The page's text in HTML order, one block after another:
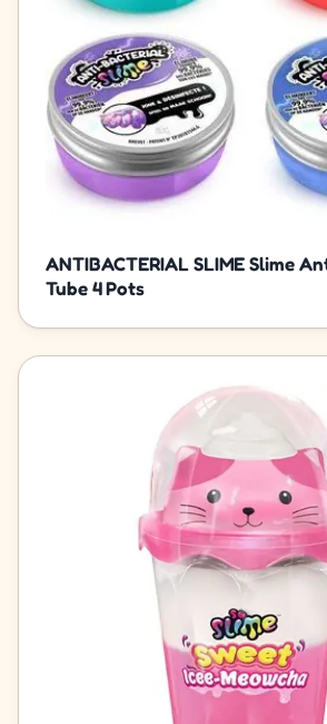
ANTIBACTERIAL SLIME Slime
Tube 4 Pots